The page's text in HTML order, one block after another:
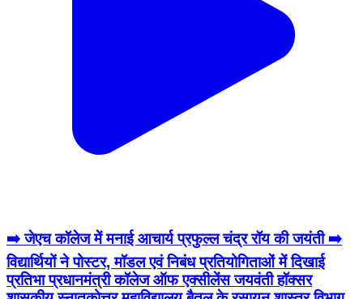
➡️ जेएच कॉलेज में मनाई आचार्य प्रफुल्ल चंद्र रॉय की जयंती ➡️
विद्यार्थियों ने पोस्टर, मॉडल एवं निबंध प्रतियोगिताओं में दिखाई
प्रतिभा प्रधानमंत्री कॉलेज ऑफ एक्सीलेंस जयवंती हॉक्सर